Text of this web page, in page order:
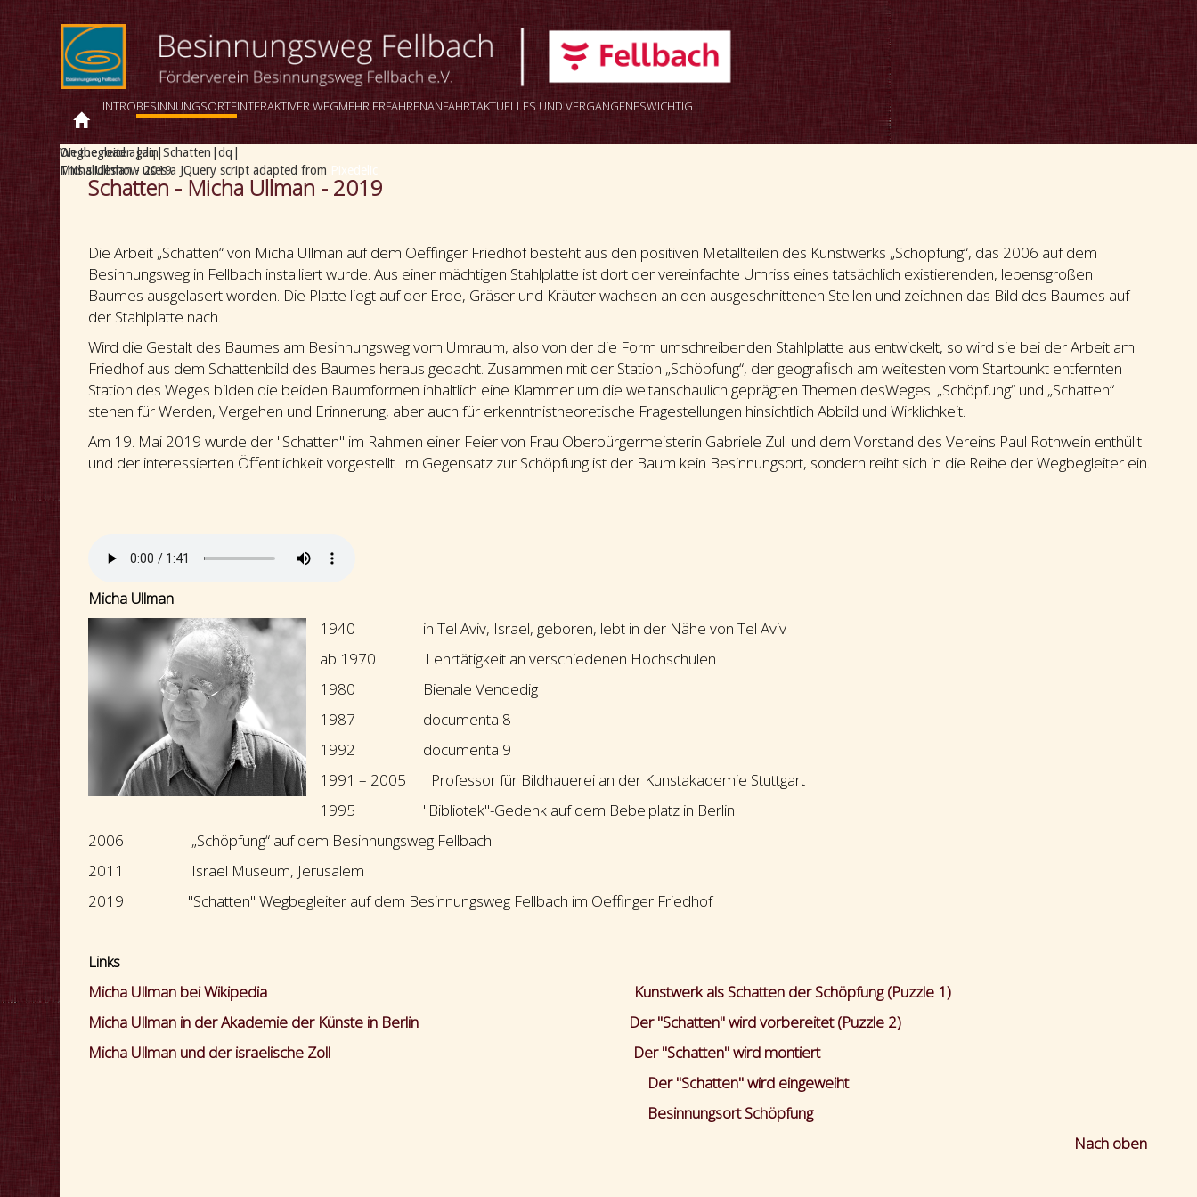
INTROBESINNUNGSORTEINTERAKTIVER WEGMEHR ERFAHRENANFAHRTAKTUELLES UND VERGANGENESWICHTIG
Wegbegleiter |dq|Schatten|dq|
Micha Ullman - 2019
On the road again
This slideshow uses a JQuery script adapted from Pixedelic
Schatten - Micha Ullman - 2019
Die Arbeit „Schatten“ von Micha Ullman auf dem Oeffinger Friedhof besteht aus den positiven Metallteilen des Kunstwerks „Schöpfung“, das 2006 auf dem
Besinnungsweg in Fellbach installiert wurde. Aus einer mächtigen Stahlplatte ist dort der vereinfachte Umriss eines tatsächlich existierenden, lebensgroßen
Baumes ausgelasert worden. Die Platte liegt auf der Erde, Gräser und Kräuter wachsen an den ausgeschnittenen Stellen und zeichnen das Bild des Baumes auf
der Stahlplatte nach.
Wird die Gestalt des Baumes am Besinnungsweg vom Umraum, also von der die Form umschreibenden Stahlplatte aus entwickelt, so wird sie bei der Arbeit am
Friedhof aus dem Schattenbild des Baumes heraus gedacht. Zusammen mit der Station „Schöpfung“, der geografisch am weitesten vom Startpunkt entfernten
Station des Weges bilden die beiden Baumformen inhaltlich eine Klammer um die weltanschaulich geprägten Themen desWeges. „Schöpfung“ und „Schatten“
stehen für Werden, Vergehen und Erinnerung, aber auch für erkenntnistheoretische Fragestellungen hinsichtlich Abbild und Wirklichkeit.
Am 19. Mai 2019 wurde der "Schatten" im Rahmen einer Feier von Frau Oberbürgermeisterin Gabriele Zull und dem Vorstand des Vereins Paul Rothwein enthüllt
und der interessierten Öffentlichkeit vorgestellt. Im Gegensatz zur Schöpfung ist der Baum kein Besinnungsort, sondern reiht sich in die Reihe der Wegbegleiter ein.
Micha Ullman
1940 in Tel Aviv, Israel, geboren, lebt in der Nähe von Tel Aviv
ab 1970 Lehrtätigkeit an verschiedenen Hochschulen
1980 Bienale Vendedig
1987 documenta 8
1992 documenta 9
1991 – 2005 Professor für Bildhauerei an der Kunstakademie Stuttgart
1995 "Bibliotek"-Gedenk auf dem Bebelplatz in Berlin
2006 „Schöpfung“ auf dem Besinnungsweg Fellbach
2011 Israel Museum, Jerusalem
2019 "Schatten" Wegbegleiter auf dem Besinnungsweg Fellbach im Oeffinger Friedhof
Links
Micha Ullman bei Wikipedia
Kunstwerk als Schatten der Schöpfung (Puzzle 1)
Micha Ullman in der Akademie der Künste in Berlin
Der "Schatten" wird vorbereitet (Puzzle 2)
Micha Ullman und der israelische Zoll
Der "Schatten" wird montiert
Der "Schatten" wird eingeweiht
Besinnungsort Schöpfung
Nach oben